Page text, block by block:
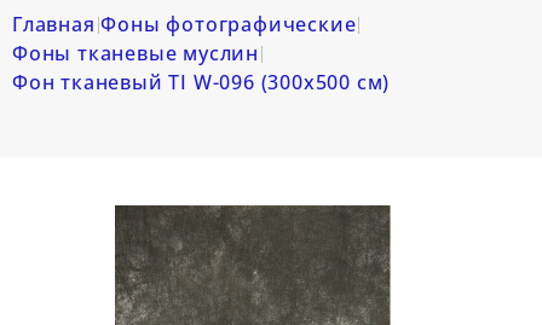
Главная Фоны фотографические
Фоны тканевые муслин
Фон тканевый TI W-096 (300х500 см)